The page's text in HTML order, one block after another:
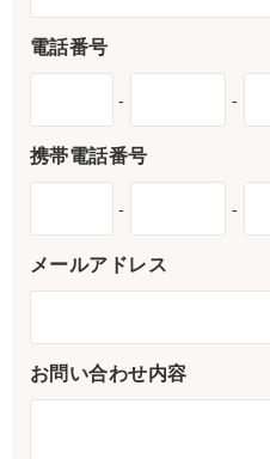
電話番号
- -
携帯電話番号
- -
メールアドレス
お問い合わせ内容